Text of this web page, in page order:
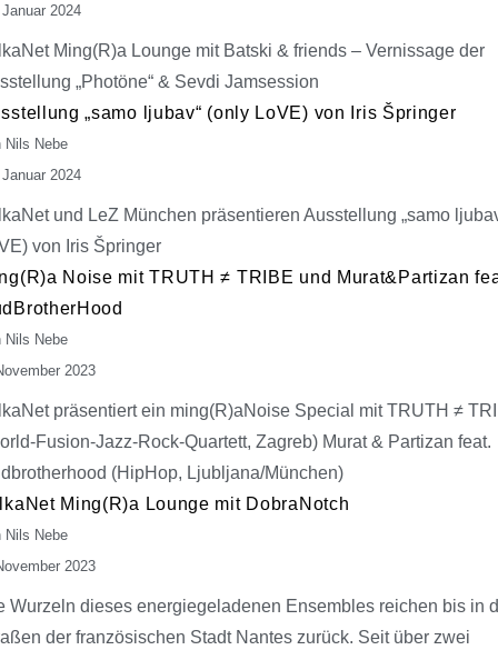
2024
Ming(R)a Lounge mit Batski & friends – Vernissage der
„Photöne“ & Sevdi Jamsession
„samo ljubav“ (only LoVE) von Iris Špringer
Nils Nebe
2024
und LeZ München präsentieren Ausstellung „samo
von Iris Špringer
Noise mit TRUTH ≠ TRIBE und Murat&Partizan
Nils Nebe
2023
präsentiert ein ming(R)aNoise Special mit TRUTH ≠
Fusion-Jazz-Rock-Quartett, Zagreb) Murat & Partizan feat.
(HipHop, Ljubljana/München)
Ming(R)a Lounge mit DobraNotch
Nils Nebe
2023
Wurzeln dieses energiegeladenen Ensembles reichen bis in
der französischen Stadt Nantes zurück. Seit über zwei